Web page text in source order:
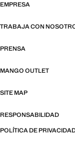
EMPRESA
TRABAJA CON
PRENSA
MANGO OUTLET
SITE MAP
RESPONSABILIDAD
POLÍTICA DE